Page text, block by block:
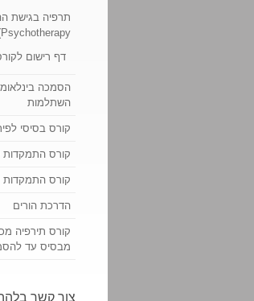
Psychotherapy)
דף רישום
הסמכה
השתלמות
קורס בסיסי
קורס
קורס התמקדות
הדרכת הורים
קורס תירפיה
מבסיס עד